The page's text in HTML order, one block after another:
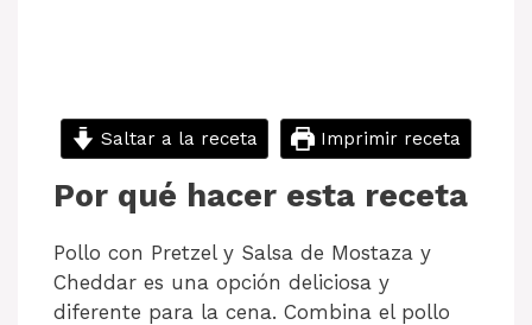
Saltar a la receta Imprimir receta
Por qué hacer esta receta
Pollo con Pretzel y Salsa de Mostaza y
Cheddar es una opción deliciosa y
diferente para la cena. Combina el pollo